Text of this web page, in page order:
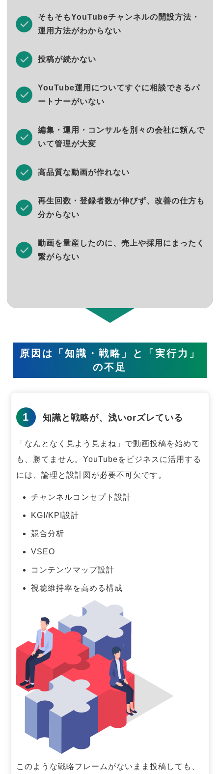
そもそもYouTubeチャンネルの開設方法・
運用方法がわからない
投稿が続かない
YouTube運用についてすぐに相談できるパ
ートナーがいない
編集・運用・コンサルを別々の会社に頼んで
いて管理が大変
高品質な動画が作れない
再生回数・登録者数が伸びず、改善の仕方も
分からない
動画を量産したのに、売上や採用にまったく
繋がらない
原因は「知識・戦略」と「実行力」
の不足
1 知識と戦略が、浅いorズレている
「なんとなく見よう見まね」で動画投稿を始めて
も、勝てません。 YouTubeをビジネスに活用する
には、論理と設計図が必要不可欠です。
チャンネルコンセプト設計
KGI/KPI設計
競合分析
VSEO
コンテンツマップ設計
視聴維持率を高める構成
このような戦略フレームがないまま投稿しても、